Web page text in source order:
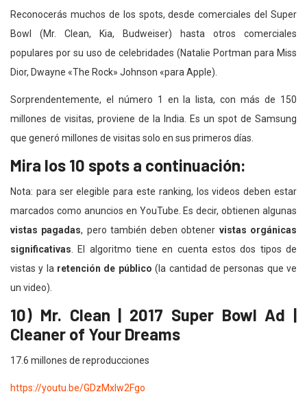
Reconocerás muchos de los spots, desde comerciales del Super
Bowl (Mr. Clean, Kia, Budweiser) hasta otros comerciales
populares por su uso de celebridades (Natalie Portman para Miss
Dior, Dwayne «The Rock» Johnson «para Apple).
Sorprendentemente, el número 1 en la lista, con más de 150
millones de visitas, proviene de la India. Es un spot de Samsung
que generó millones de visitas solo en sus primeros días.
Mira los 10 spots a continuación:
Nota: para ser elegible para este ranking, los videos deben estar
marcados como anuncios en YouTube. Es decir, obtienen algunas
vistas pagadas, pero también deben obtener vistas orgánicas
significativas . El algoritmo tiene en cuenta estos dos tipos de
vistas y la retención de público (la cantidad de personas que ve
un video).
10) Mr. Clean | 2017 Super Bowl Ad |
Cleaner of Your Dreams
17.6 millones de reproducciones
https://youtu.be/GDzMxlw2Fgo